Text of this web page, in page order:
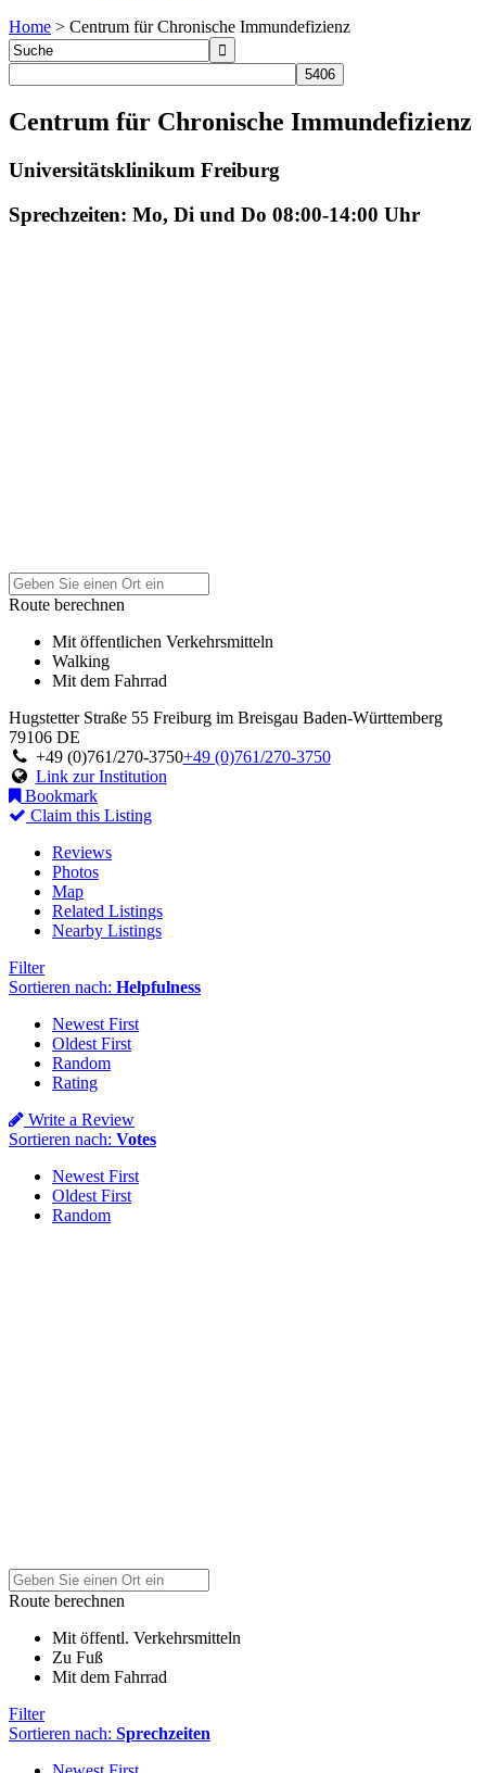
Home > Centrum für Chronische Immundefizienz
Centrum für Chronische Immundefizienz
Universitätsklinikum Freiburg
Sprechzeiten: Mo, Di und Do 08:00-14:00 Uhr
Route berechnen
Mit öffentlichen Verkehrsmitteln
Walking
Mit dem Fahrrad
Hugstetter Straße 55 Freiburg im Breisgau Baden-Württemberg
79106 DE
+49 (0)761/270-3750+49 (0)761/270-3750
Link zur Institution
Bookmark
Claim this Listing
Reviews
Photos
Map
Related Listings
Nearby Listings
Filter
Sortieren nach: Helpfulness
Newest First
Oldest First
Random
Rating
Write a Review
Sortieren nach: Votes
Newest First
Oldest First
Random
Route berechnen
Mit öffentl. Verkehrsmitteln
Zu Fuß
Mit dem Fahrrad
Filter
Sortieren nach: Sprechzeiten